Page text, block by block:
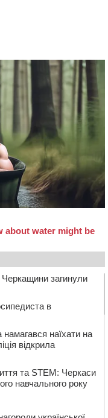
загинули
в
наїхати на
відкрила
та STEM: Черкаси
навчального року